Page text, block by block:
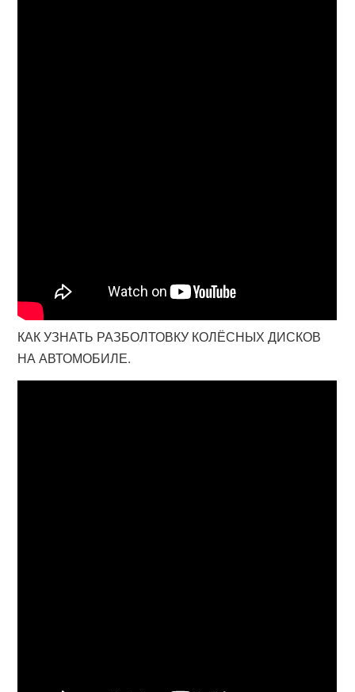
КАК УЗНАТЬ РАЗБОЛТОВКУ КОЛЁСНЫХ ДИСКОВ
НА АВТОМОБИЛЕ.